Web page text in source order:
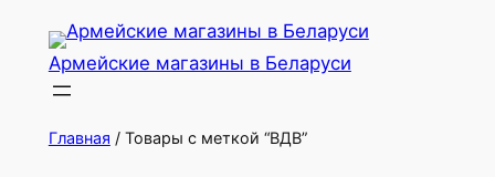
Перейти
содержимому
Армейские магазины в Беларуси
Главная / Товары с меткой “ВДВ”